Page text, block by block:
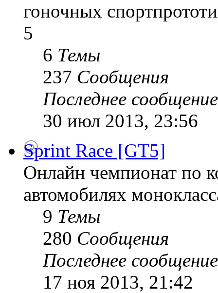
гоночных
5
6 Темы
237 Сообщения
Последнее сообщение
30 июл 2013, 23:56
Sprint Race [GT5]
Онлайн чемпионат по
автомобилях
9 Темы
280 Сообщения
Последнее сообщение
17 ноя 2013, 21:42